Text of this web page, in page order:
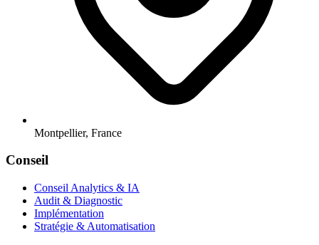
Montpellier, France
Conseil
Conseil Analytics & IA
Audit & Diagnostic
Implémentation
Stratégie & Automatisation